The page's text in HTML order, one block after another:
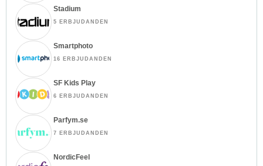
Stadium
5 ERBJUDANDEN
Smartphoto
16 ERBJUDANDEN
SF Kids Play
6 ERBJUDANDEN
Parfym.se
7 ERBJUDANDEN
NordicFeel